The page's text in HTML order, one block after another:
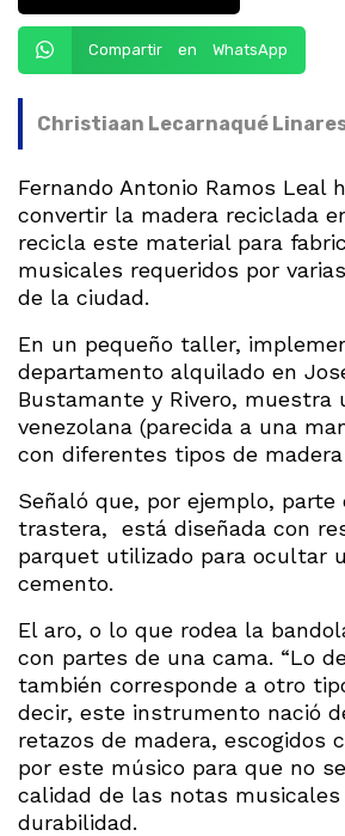
Compartir en WhatsApp
Christiaan Lecarnaqué
Fernando Antonio Ramos Leal
convertir la madera reciclada
recicla este material para
musicales requeridos por
de la ciudad.
En un pequeño taller,
departamento alquilado en
Bustamante y Rivero, muestra
venezolana (parecida a una
con diferentes tipos de
Señaló que, por ejemplo,
trastera, está diseñada con
parquet utilizado para ocultar
cemento.
El aro, o lo que rodea la
con partes de una cama. “Lo
también corresponde a otro
decir, este instrumento nació
retazos de madera, escogidos
por este músico para que no
calidad de las notas
durabilidad.